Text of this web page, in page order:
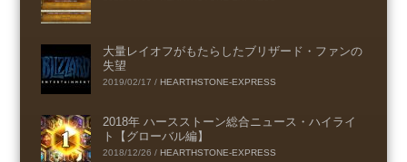
大量レイオフがもたらしたブリザード・ファンの
失望
2019/02/17 / HEARTHSTONE-EXPRESS
2018年 ハースストーン総合ニュース・ハイライ
ト【グローバル編】
2018/12/26 / HEARTHSTONE-EXPRESS